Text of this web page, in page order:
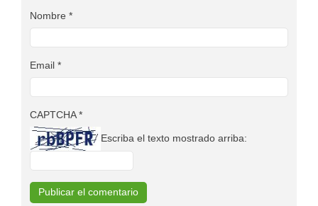
Nombre *
Email *
CAPTCHA*
Escriba el texto mostrado arriba: